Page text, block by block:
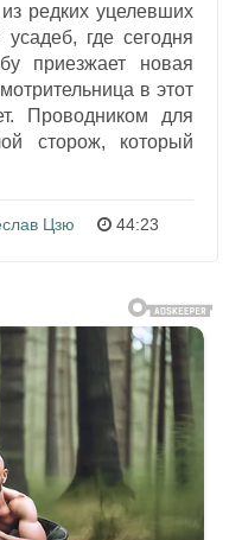
редких уцелевших
где сегодня
приезжает новая
в этот
Проводником для
сторож, который
Цзю 44:23